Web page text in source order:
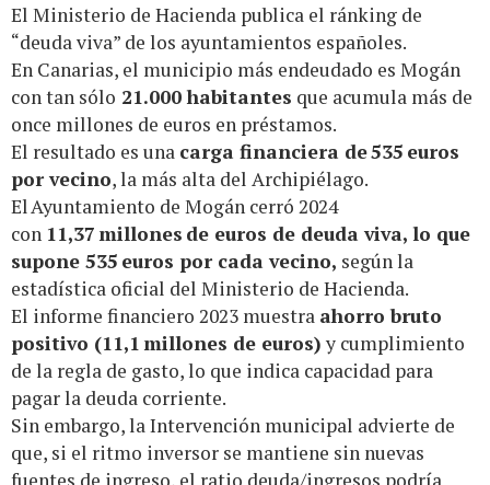
El Ministerio de Hacienda publica el ránking de
“deuda viva” de los ayuntamientos españoles.
En Canarias, el municipio más endeudado es Mogán
con tan sólo 21.000 habitantes que acumula más de
once millones de euros en préstamos.
El resultado es una carga financiera de 535 euros
por vecino, la más alta del Archipiélago.
El Ayuntamiento de Mogán cerró 2024
con 11,37 millones de euros de deuda viva, lo que
supone 535 euros por cada vecino, según la
estadística oficial del Ministerio de Hacienda.
El informe financiero 2023 muestra ahorro bruto
positivo (11,1 millones de euros) y cumplimiento
de la regla de gasto, lo que indica capacidad para
pagar la deuda corriente.
Sin embargo, la Intervención municipal advierte de
que, si el ritmo inversor se mantiene sin nuevas
fuentes de ingreso, el ratio deuda/ingresos podría